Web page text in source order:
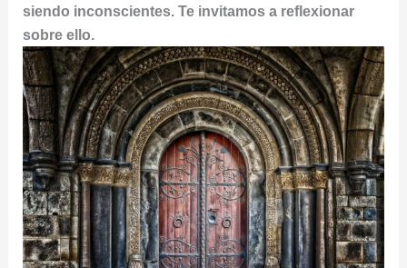
siendo inconscientes. Te invitamos a reflexionar
sobre ello.